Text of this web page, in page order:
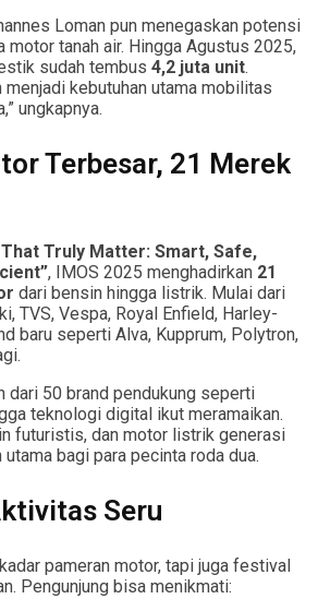
Loman pun menegaskan potensi
tanah air. Hingga Agustus 2025,
sudah tembus 4,2 juta unit.
menjadi kebutuhan utama mobilitas
ungkapnya.
Terbesar, 21 Merek
That Truly Matter: Smart, Safe,
, IMOS 2025 menghadirkan 21
dari bensin hingga listrik. Mulai dari
TVS, Vespa, Royal Enfield, Harley-
baru seperti Alva, Kupprum, Polytron,
dari 50 brand pendukung seperti
teknologi digital ikut meramaikan.
futuristis, dan motor listrik generasi
utama bagi para pecinta roda dua.
Seru
pameran motor, tapi juga festival
Pengunjung bisa menikmati: